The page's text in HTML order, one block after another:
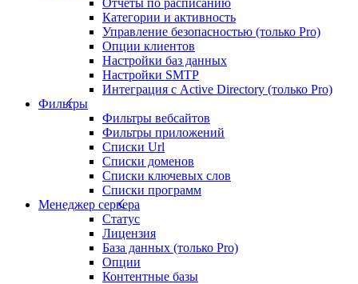
Категории и активность
Управление безопасностью (только Pro)
Опции клиентов
Настройки баз данных
Настройки SMTP
Интеграция с Active Directory (только Pro)
Фильтры
Фильтры вебсайтов
Фильтры приложений
Списки Url
Списки доменов
Списки ключевых слов
Списки программ
Менеджер сервера
Статус
Лицензия
База данных (только Pro)
Опции
Контентные базы